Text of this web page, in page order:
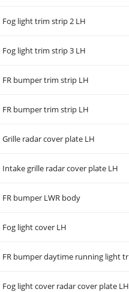
Fog light trim strip 2 LH
Fog light trim strip 3 LH
FR bumper trim strip LH
FR bumper trim strip LH
Grille radar cover plate LH
Intake grille radar cover plate LH
FR bumper LWR body
Fog light cover LH
Fog light cover radar cover plate LH